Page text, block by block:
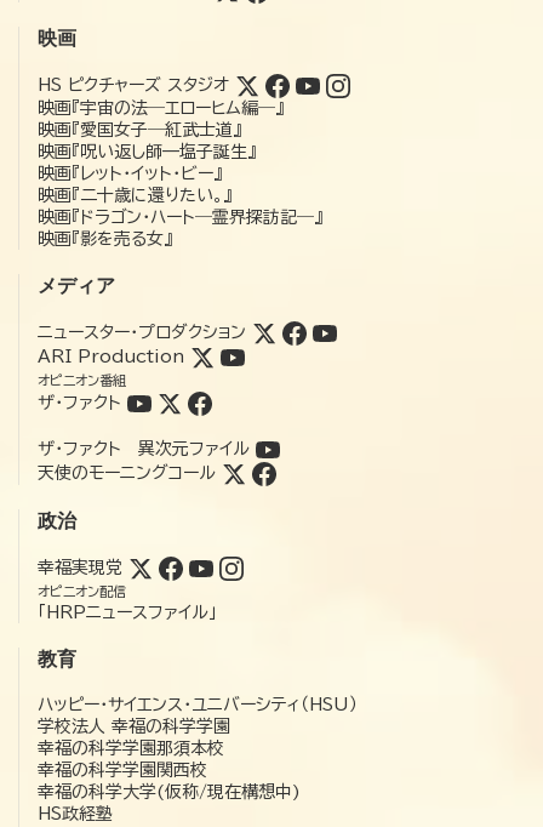
映画
HS ピクチャーズ スタジオ
映画『宇宙の法―エローヒム編―』
映画『愛国女子―紅武士道』
映画『呪い返し師—塩子誕生』
映画『レット・イット・ビー』
映画『二十歳に還りたい。』
映画『ドラゴン・ハート―霊界探訪記―』
映画『影を売る女』
メディア
ニュースター・プロダクション
ARI Production
オピニオン番組
ザ・ファクト
ザ・ファクト 異次元ファイル
天使のモーニングコール
政治
幸福実現党
オピニオン配信
「HRPニュースファイル」
教育
ハッピー・サイエンス・ユニバーシティ（HSU）
学校法人 幸福の科学学園
幸福の科学学園那須本校
幸福の科学学園関西校
幸福の科学大学(仮称/現在構想中)
HS政経塾